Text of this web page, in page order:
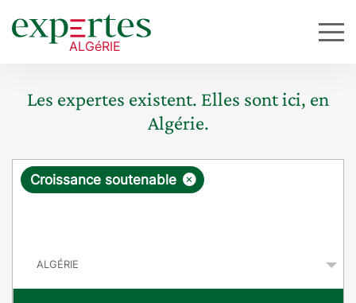
Les expertes existent. Elles sont ici, en
Algérie.
R
ê
×
Croissance soutenable